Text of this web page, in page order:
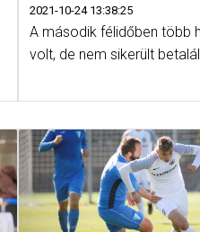
2021-10-24 13:38:25
A második félidőben több
volt, de nem sikerült